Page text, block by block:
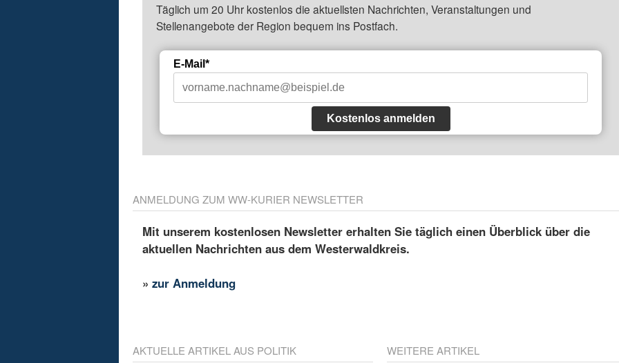
Täglich um 20 Uhr kostenlos die aktuellsten Nachrichten, Veranstaltungen und
Stellenangebote der Region bequem ins Postfach.
E-Mail*
Kostenlos anmelden
ANMELDUNG ZUM WW-KURIER NEWSLETTER
Mit unserem kostenlosen Newsletter erhalten Sie täglich einen Überblick über die
aktuellen Nachrichten aus dem Westerwaldkreis.
»zur Anmeldung
AKTUELLE ARTIKEL AUS POLITIK WEITERE ARTIKEL